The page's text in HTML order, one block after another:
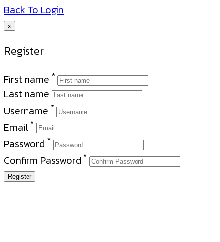
Back To Login
x
Register
First name *
Last name
Username *
Email *
Password *
Confirm Password *
Register